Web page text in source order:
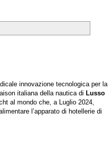
innovazione tecnologica per la
italiana della nautica di Lusso
al mondo che, a Luglio 2024,
l’apparato di hotellerie di